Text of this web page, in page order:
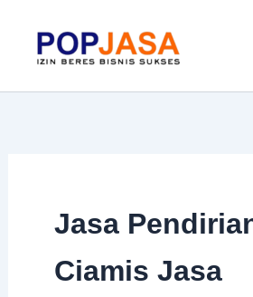
content
Jasa
Ciamis Jasa